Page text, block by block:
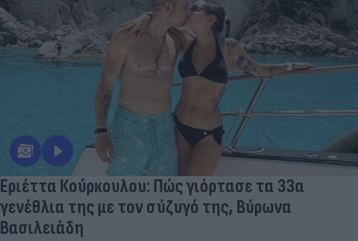
Εριέττα Κούρκουλου: Πώς γιόρτασε τα 33α
γενέθλια της με τον σύζυγό της, Βύρωνα
Βασιλειάδη